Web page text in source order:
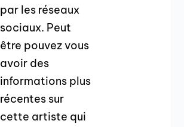
par les réseaux
sociaux. Peut
être pouvez vous
avoir des
informations plus
récentes sur
cette artiste qui